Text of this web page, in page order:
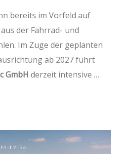
bereits im Vorfeld auf
der Fahrrad- und
Im Zuge der geplanten
ab 2027 führt
GmbH derzeit intensive …
19:56